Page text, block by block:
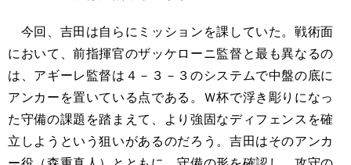
今回、吉田は自らにミッションを課していた。戦術面
において、前指揮官のザッケローニ監督と最も異なるの
は、アギーレ監督は４－３－３のシステムで中盤の底に
アンカーを置いている点である。Ｗ杯で浮き彫りになっ
た守備の課題を踏まえて、より強固なディフェンスを確
立しようという狙いがあるのだろう。吉田はそのアンカ